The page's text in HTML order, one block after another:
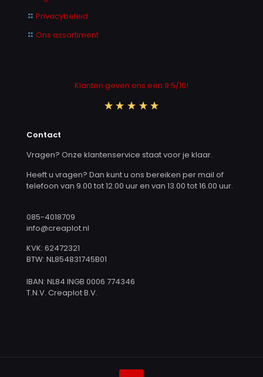
Privacybeleid
Ons assortiment
Klanten geven ons een 9.5/10!
Contact
Vragen? Onze klantenservice staat voor je klaar.
Heeft u vragen? Dan kunt u ons bereiken per mail of
telefoon van 9.00 tot 12.00 uur en van 13.00 tot 16.00 uur.
085-4018709
info@creaplot.nl
KVK: 62472321
BTW: NL854831745B01
IBAN: NL84 INGB 0006 774346
T.N.V. Creaplot B.V.